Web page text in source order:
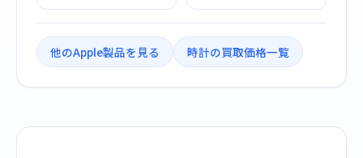
他のApple製品を見る 時計の買取価格一覧